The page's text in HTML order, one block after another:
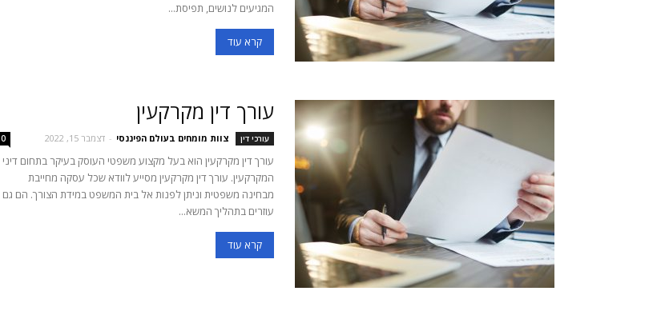
המגיעים לנושים, תפיסת...
קרא עוד
עורך דין מקרקעין
עורכי דין צוות מומחים בעולם הפיננסי - דצמבר 15, 2022 0
עורך דין מקרקעין הוא בעל מקצוע משפטי העוסק בעיקר בתחום דיני
המקרקעין. עורך דין מקרקעין מסייע לוודא שכל עסקה מחייבת
מבחינה משפטית וניתן לפנות אל בית המשפט במידת הצורך. הם גם
עוזרים בתהליך המשא...
קרא עוד